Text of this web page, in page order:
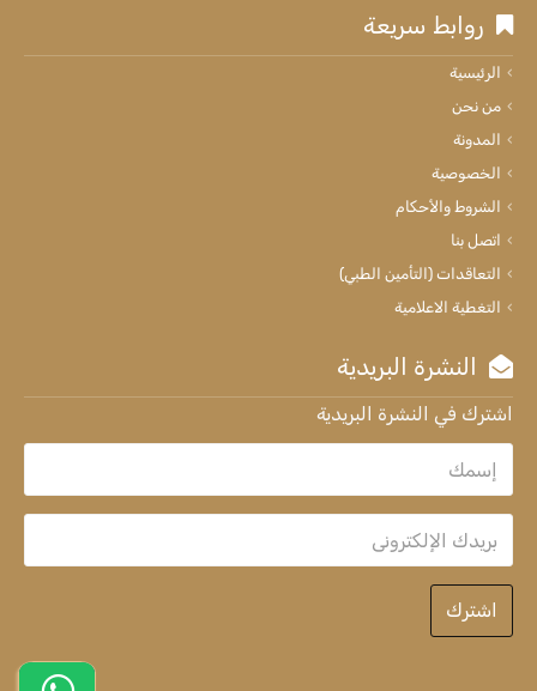
روابط سريعة
الرئيسية
من نحن
المدونة
الخصوصية
الشروط والأحكام
اتصل بنا
التعاقدات (التأمين الطبي)
التغطية الاعلامية
النشرة البريدية
اشترك في النشرة البريدية
اشترك